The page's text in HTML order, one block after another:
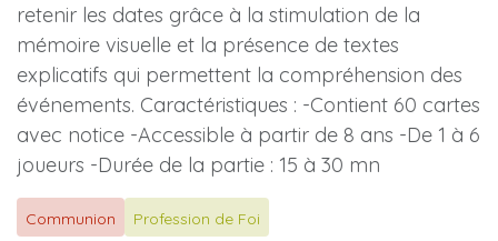
retenir les dates grâce à la stimulation de la
mémoire visuelle et la présence de textes
explicatifs qui permettent la compréhension des
événements. Caractéristiques : -Contient 60 cartes
avec notice -Accessible à partir de 8 ans -De 1 à 6
joueurs -Durée de la partie : 15 à 30 mn
Communion Profession de Foi